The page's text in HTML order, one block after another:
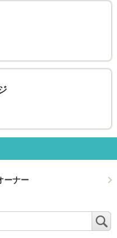
ーナー